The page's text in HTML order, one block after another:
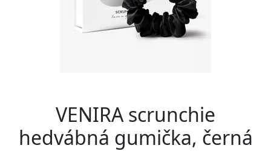
VENIRA scrunchie
hedvábná gumička, černá